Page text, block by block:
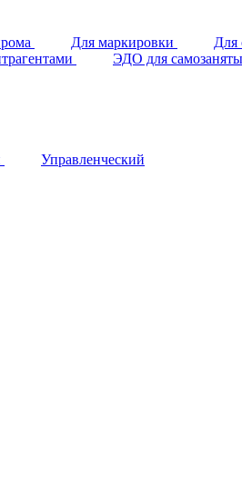
Для маркировки Для
ЭДО для
Управленческий